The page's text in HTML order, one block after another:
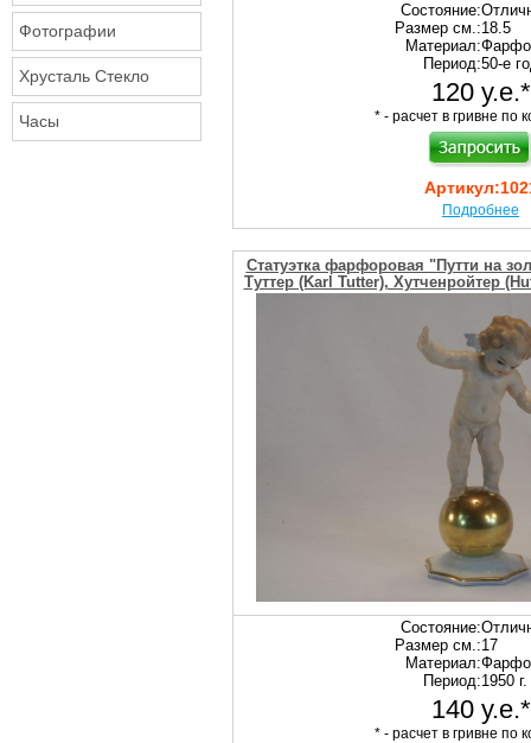
Фотографии
Хрусталь Стекло
Часы
Состояние:
Размер см.:18.5
Материал:
Период:50-е
120 у.е.*
* - расчет в гривне по
Артикул:
Подробнее
Статуэтка фарфоровая "Путти на
Туттер (Karl Tutter), Хутченройтер
Состояние:
Размер см.:17
Материал:
Период:1950 г.
140 у.е.*
* - расчет в гривне по